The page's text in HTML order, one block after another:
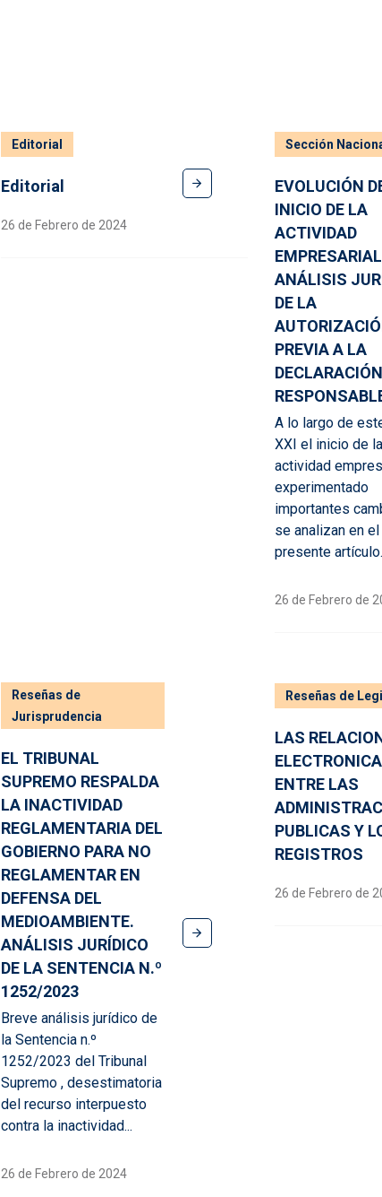
Editorial
Editorial
26 de Febrero de 2024
Sección
EVOLUCIÓN
INICIO DE LA
ACTIVIDAD
ANÁLISIS
DE LA
PREVIA A LA
DECLARACIÓN
A lo largo de
XXI el inicio de la
actividad
experimentado
importantes
se analizan en el
presente artículo.
26 de Febrero de
Reseñas de
Jurisprudencia
EL TRIBUNAL
SUPREMO RESPALDA
LA INACTIVIDAD
REGLAMENTARIA DEL
GOBIERNO PARA NO
REGLAMENTAR EN
DEFENSA DEL
MEDIOAMBIENTE.
ANÁLISIS JURÍDICO
DE LA SENTENCIA N.º
1252/2023
Breve análisis jurídico de
la Sentencia n.º
1252/2023 del Tribunal
Supremo , desestimatoria
del recurso interpuesto
contra la inactividad...
26 de Febrero de 2024
Reseñas de
LAS
ENTRE LAS
PUBLICAS Y
REGISTROS
26 de Febrero de